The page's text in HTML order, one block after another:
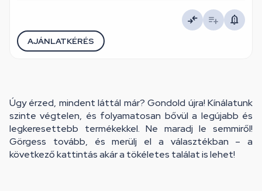
AJÁNLATKÉRÉS
Úgy érzed, mindent láttál már? Gondold újra! Kínálatunk
szinte végtelen, és folyamatosan bővül a legújabb és
legkeresettebb termékekkel. Ne maradj le semmiről!
Görgess tovább, és merülj el a választékban – a
következő kattintás akár a tökéletes találat is lehet!